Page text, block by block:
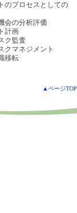
のプロセスとしての
会の分析評価
計画
ク監査
マネジメント
移転
▲ページTOP